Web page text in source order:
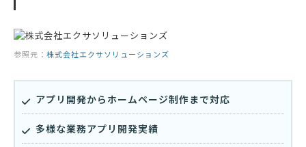
参照元： 株式会社エクサソリューションズ
アプリ開発からホームページ制作まで対応
多様な業務アプリ開発実績